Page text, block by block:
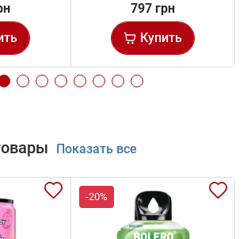
797 грн
Купить
Показать все
-20%